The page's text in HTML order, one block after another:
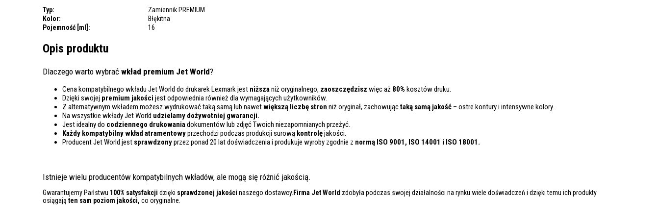
Typ:
Zamiennik PREMIUM
Kolor:
Błękitna
Pojemność [ml]:
16
Opis produktu
Dlaczego warto wybrać wkład premium Jet World?
Cena kompatybilnego wkładu Jet World do drukarek Lexmark jest niższaniż oryginalnego, zaoszczędzisz więc aż 80% kosztów druku.
Dzięki swojej premium jakości jest odpowiednia również dla wymagających użytkowników.
Z alternatywnym wkładem możesz wydrukować taką samą lub nawetwiększą liczbę stron niż oryginał, zachowująctaką samą jakość – ostre kontury i intensywne kolory.
Na wszystkie wkłady Jet World udzielamy dożywotniej gwarancji.
Jest idealny do codziennego drukowaniadokumentów lub zdjęć Twoich niezapomnianych przeżyć.
Każdy kompatybilny wkład atramentowyprzechodzi podczas produkcji surową kontrolęjakości.
Producent Jet World jest sprawdzonyprzez ponad 20 lat doświadczenia i produkuje wyroby zgodnie z normą ISO 9001, ISO 14001 i ISO 18001.
Istnieje wielu producentów kompatybilnych wkładów, ale mogą się różnić jakością.
Gwarantujemy Państwu 100% satysfakcji dzięki sprawdzonej jakości naszego dostawcy. Firma Jet World zdobyła podczas swojej działalności na rynku wiele doświadczeń i dzięki temu ich produkty
osiągają ten sam poziom jakości, co oryginalne.